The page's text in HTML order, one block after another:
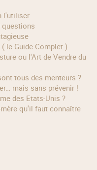
l'utiliser
questions
le Guide Complet )
tous des menteurs ?
mais sans prévenir !
des Etats-Unis ?